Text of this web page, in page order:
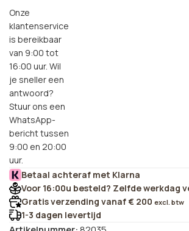
Onze
klantenservice
is bereikbaar
van 9:00 tot
16:00 uur. Wil
je sneller een
antwoord?
Stuur ons een
WhatsApp-
bericht tussen
9:00 en 20:00
uur.
Betaal achteraf met Klarna
Voor 16:00u besteld? Zelfde werkdag
Gratis verzending vanaf € 200 excl. btw
1-3 dagen levertijd